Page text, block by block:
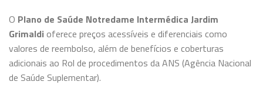
O Plano de Saúde Notredame Intermédica Jardim
Grimaldioferece preços acessíveis e diferenciais como
valores de reembolso, além de benefícios e coberturas
adicionais ao Rol de procedimentos da ANS (Agência Nacional
de Saúde Suplementar).